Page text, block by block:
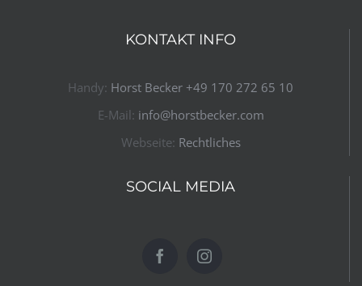
KONTAKT INFO
Handy: Horst Becker ​+49 170 272 65 10​
E-Mail: info@horstbecker.com
Webseite: Rechtliches
SOCIAL MEDIA